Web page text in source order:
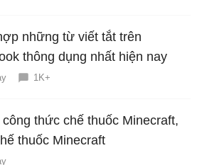
những từ viết tắt trên
thông dụng nhất hiện nay
1K+
công thức chế thuốc Minecraft,
thuốc Minecraft